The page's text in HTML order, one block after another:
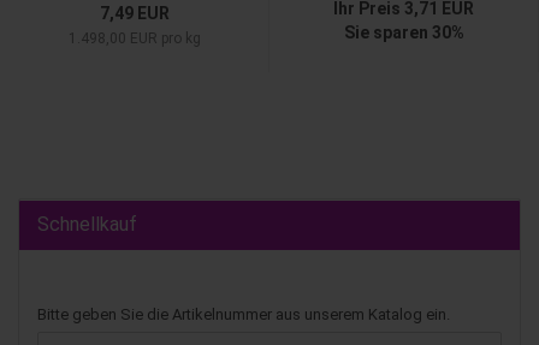
7,49 EUR
1.498,00 EUR pro kg
Ihr Preis 3,71 EUR
Sie sparen 30%
Schnellkauf
Bitte geben Sie die Artikelnummer aus unserem Katalog ein.